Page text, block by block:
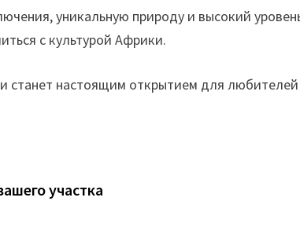
уникальную природу и высокий
с культурой Африки.
станет настоящим открытием для
участка